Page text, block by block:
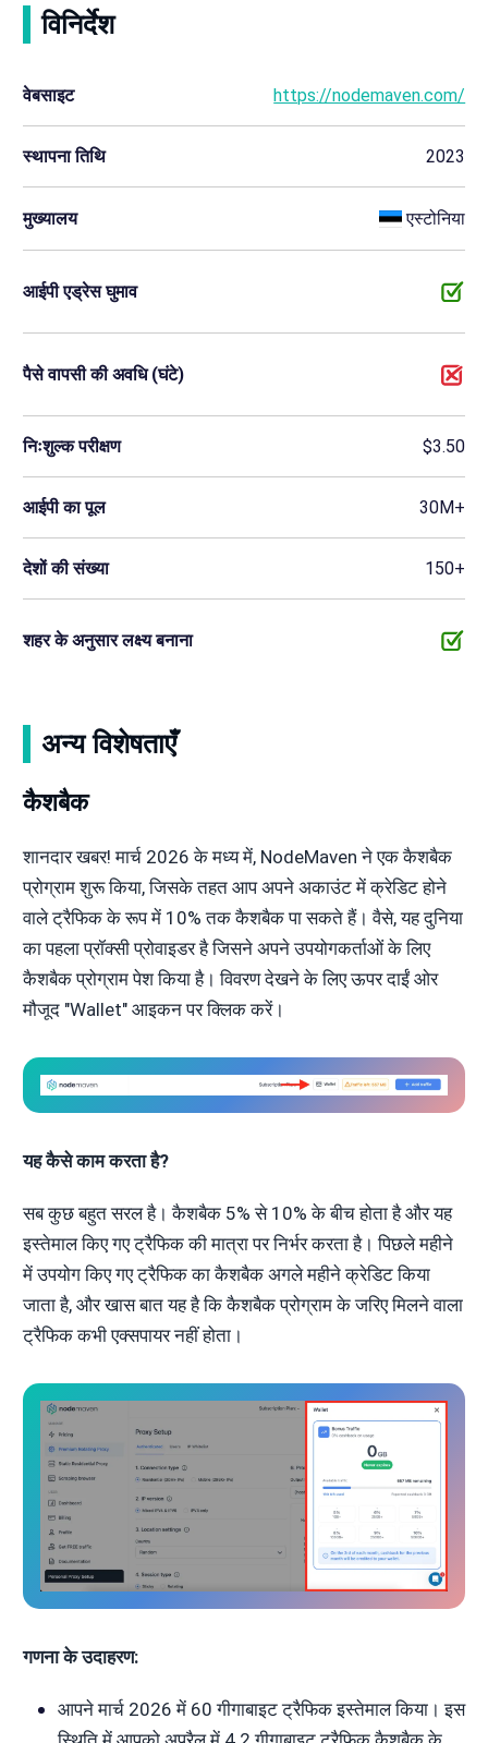
विनिर्देश
वेबसाइट https://nodemaven.com/
स्थापना तिथि 2023
मुख्यालय एस्टोनिया
आईपी एड्रेस घुमाव
पैसे वापसी की अवधि (घंटे)
निःशुल्क परीक्षण $3.50
आईपी का पूल 30M+
देशों की संख्या 150+
शहर के अनुसार लक्ष्य बनाना
अन्य विशेषताएँ
कैशबैक
शानदार खबर! मार्च 2026 के मध्य में, NodeMaven ने एक कैशबैक
प्रोग्राम शुरू किया, जिसके तहत आप अपने अकाउंट में क्रेडिट होने
वाले ट्रैफिक के रूप में 10% तक कैशबैक पा सकते हैं। वैसे, यह दुनिया
का पहला प्रॉक्सी प्रोवाइडर है जिसने अपने उपयोगकर्ताओं के लिए
कैशबैक प्रोग्राम पेश किया है। विवरण देखने के लिए ऊपर दाईं ओर
मौजूद "Wallet" आइकन पर क्लिक करें।
यह कैसे काम करता है?
सब कुछ बहुत सरल है। कैशबैक 5% से 10% के बीच होता है और यह
इस्तेमाल किए गए ट्रैफिक की मात्रा पर निर्भर करता है। पिछले महीने
में उपयोग किए गए ट्रैफिक का कैशबैक अगले महीने क्रेडिट किया
जाता है, और खास बात यह है कि कैशबैक प्रोग्राम के जरिए मिलने वाला
ट्रैफिक कभी एक्सपायर नहीं होता।
गणना के उदाहरण:
आपने मार्च 2026 में 60 गीगाबाइट ट्रैफिक इस्तेमाल किया। इस